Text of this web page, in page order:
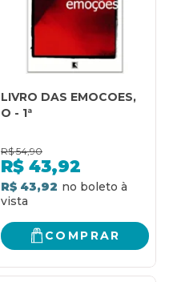
LIVRO DAS EMOCOES,
O - 1ª
R$ 54,90
R$ 43,92
R$ 43,92
COMPRAR